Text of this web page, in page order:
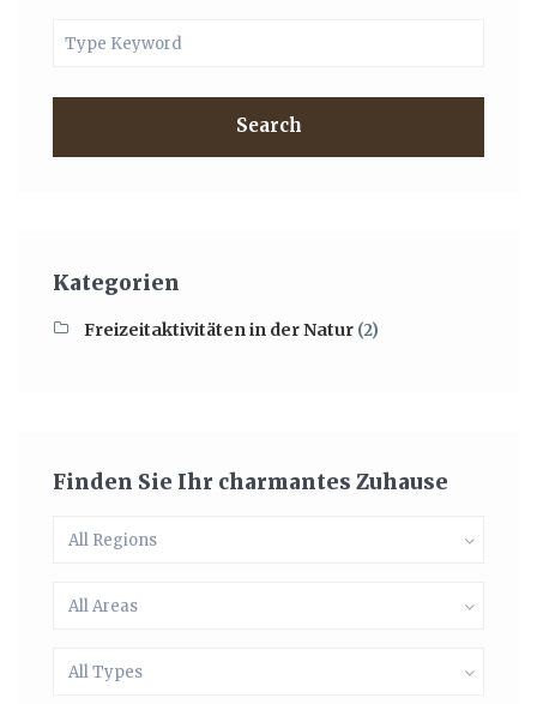
Search
Kategorien
Freizeitaktivitäten in der Natur (2)
Finden Sie Ihr charmantes Zuhause
All Regions
All Areas
All Types